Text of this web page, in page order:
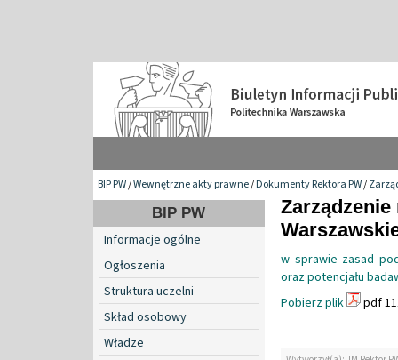
BIP PW/Wewnętrzne akty prawne/Dokumenty Rektora PW/
BIP PW
Informacje ogólne
Ogłoszenia
Struktura uczelni
Skład osobowy
Władze
w sprawie zasad
oraz potencjału
Pobierz plik
pdf